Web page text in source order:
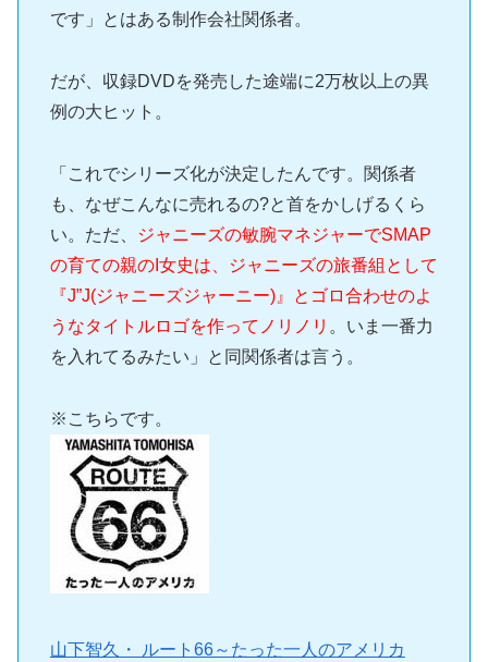
です」とはある制作会社関係者。
だが、収録DVDを発売した途端に2万枚以上の異
例の大ヒット。
「これでシリーズ化が決定したんです。関係者
も、なぜこんなに売れるの?と首をかしげるくら
い。ただ、
ジャニーズの敏腕マネジャーでSMAP
の育ての親のI女史は、ジャニーズの旅番組として
『J”J(ジャニーズジャーニー)』とゴロ合わせのよ
うなタイトルロゴを作ってノリノリ 。いま一番力
を入れてるみたい」と同関係者は言う。
※こちらです。
山下智久・ ルート66～たった一人のアメリカ